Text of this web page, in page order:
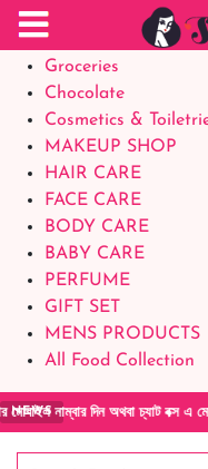
Food Supplements
Baby Foods
Groceries
Chocolate
Cosmetics &
MAKEUP SHOP
HAIR CARE
FACE CARE
BODY CARE
BABY CARE
PERFUME
GIFT SET
MENS PRODUCTS
All Food Collection
NEWSদিন অথবা চ্যাট বক্স এ